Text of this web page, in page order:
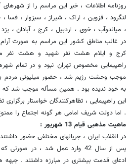
روزنامه اطلاعات ، خبر این مراسم را از
لنگرود ، قزوین ، اراک ، شیراز ، سبزوار ، فسا
، میاندوآب ، خوی ، اردبیل ، کرج ، آبادان ،
در غالب مناطق کشور این مراسم به صورت
راهپیمایی مخصوص تهران نبود و در تمام
موجب وحشت رژیم شد ، حضور میلیونی مردم
به خود ندیده بود . همین مسأله موجب شد که
. اما دولت شریف امامی هر گونه اجتماع را
ماهیت مذهبی قیام 13 شهریور :
در انقلاب ایران ، جریانهای مختلفی حضور
پس از سال 42 وارد عمل شد ، در
ادعای قدمت بیشتری در مبارزه داشتند . جبهه